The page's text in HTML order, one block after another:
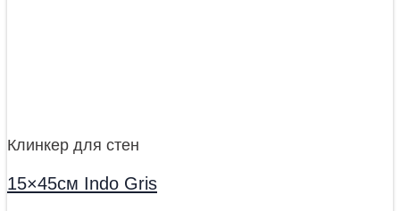
Клинкер для стен
15×45см Indo Gris